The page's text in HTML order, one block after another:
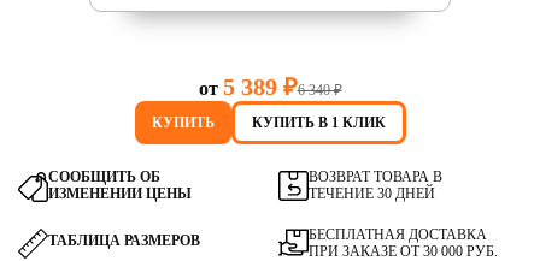
от 5 389 ₽6 340 ₽
КУПИТЬ
КУПИТЬ В 1 КЛИК
СООБЩИТЬ ОБ
ИЗМЕНЕНИИ ЦЕНЫ
ВОЗВРАТ ТОВАРА В
ТЕЧЕНИЕ 30 ДНЕЙ
ТАБЛИЦА РАЗМЕРОВ
БЕСПЛАТНАЯ ДОСТАВКА
ПРИ ЗАКАЗЕ ОТ 30 000 РУБ.